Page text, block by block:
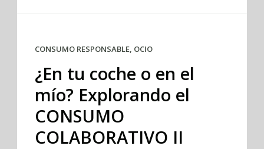
CONSUMO RESPONSABLE, OCIO
¿En tu coche o en el
mío? Explorando el
CONSUMO
COLABORATIVO II